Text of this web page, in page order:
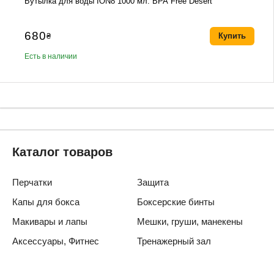
680₴
Есть в наличии
Купить
Каталог товаров
Перчатки
Защита
Капы для бокса
Боксерские бинты
Макивары и лапы
Мешки, груши, манекены
Аксессуары, Фитнес
Тренажерный зал